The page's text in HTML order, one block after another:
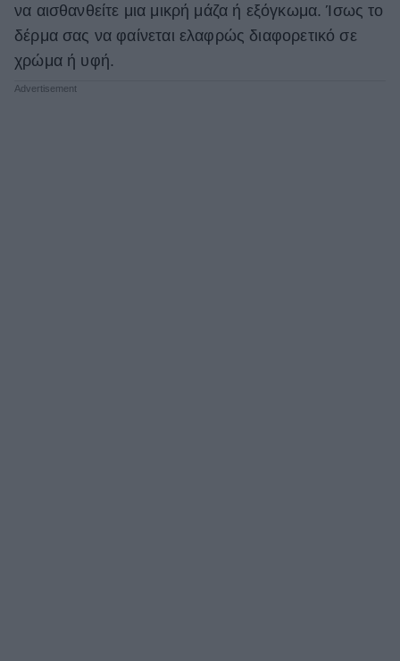
Market News
να αισθανθείτε μια μικρή μάζα ή εξόγκωμα. Ίσως το
δέρμα σας να φαίνεται ελαφρώς διαφορετικό σε
χρώμα ή υφή.